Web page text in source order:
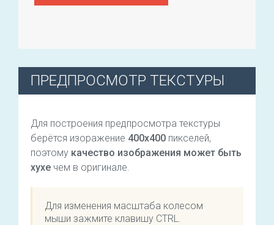
ПРЕДПРОСМОТР ТЕКСТУРЫ
Для построения предпросмотра текстуры
берётся изоражение 400х400 пикселей,
поэтому качество изображения может быть
хухе чем в оригинале.
Для изменения масштаба колесом
мыши зажмите клавишу CTRL.